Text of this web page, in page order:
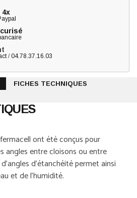
4x
/04.78.37.16.03
FICHES TECHNIQUES
ont été conçus pour
angles entre cloisons ou entre
d’étanchéité permet ainsi
et de l’humidité.